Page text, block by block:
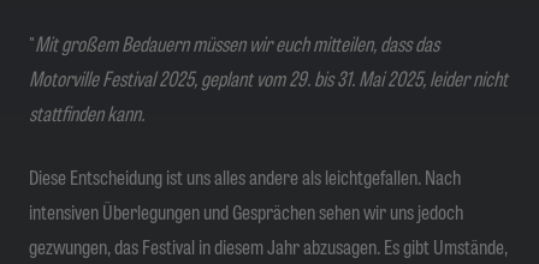
"Mit großem Bedauern müssen wir euch mitteilen, dass das
Motorville Festival 2025, geplant vom 29. bis 31. Mai 2025, leider nicht
stattfinden kann.
Diese Entscheidung ist uns alles andere als leichtgefallen. Nach
intensiven Überlegungen und Gesprächen sehen wir uns jedoch
gezwungen, das Festival in diesem Jahr abzusagen. Es gibt Umstände,